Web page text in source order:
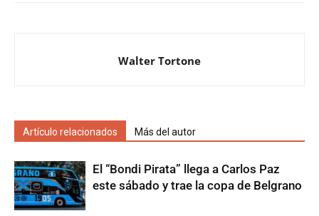
Walter Tortone
Artículo relacionados Más del autor
El “Bondi Pirata” llega a Carlos Paz
este sábado y trae la copa de Belgrano